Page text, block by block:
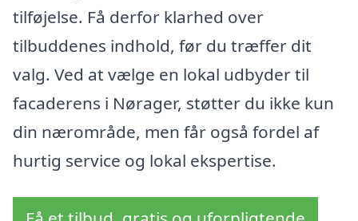
tilføjelse. Få derfor klarhed over
tilbuddenes indhold, før du træffer dit
valg. Ved at vælge en lokal udbyder til
facaderens i Nørager, støtter du ikke kun
din nærområde, men får også fordel af
hurtig service og lokal ekspertise.